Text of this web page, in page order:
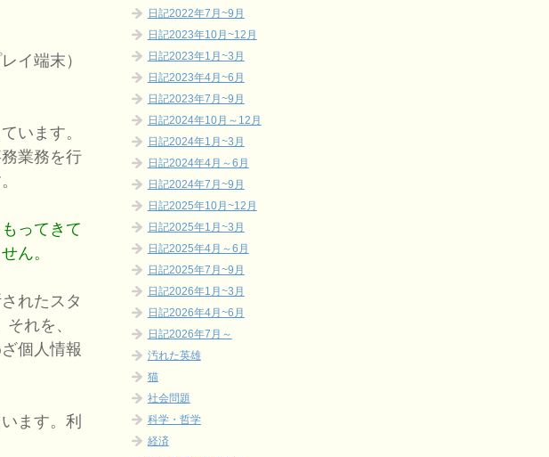
イ端末）
います。
業務を行
ってきて
ん。
れたスタ
れを、
個人情報
ます。利
日記2022年7月~9月
日記2023年10月~12月
日記2023年1月~3月
日記2023年4月~6月
日記2023年7月~9月
日記2024年10月～12月
日記2024年1月~3月
日記2024年4月～6月
日記2024年7月~9月
日記2025年10月~12月
日記2025年1月~3月
日記2025年4月～6月
日記2025年7月~9月
日記2026年1月~3月
日記2026年4月~6月
日記2026年7月～
汚れた英雄
猫
社会問題
科学・哲学
経済